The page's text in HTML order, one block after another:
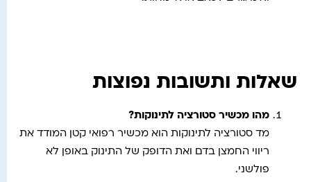
שאלות ותשובות נפוצות
מהו מכשיר סטורציה לתינוקות?
מד סטורציה לתינוקות הוא מכשיר רפואי קטן המודד את
ריווי החמצן בדם ואת הדופק של התינוק באופן לא
פולשני.